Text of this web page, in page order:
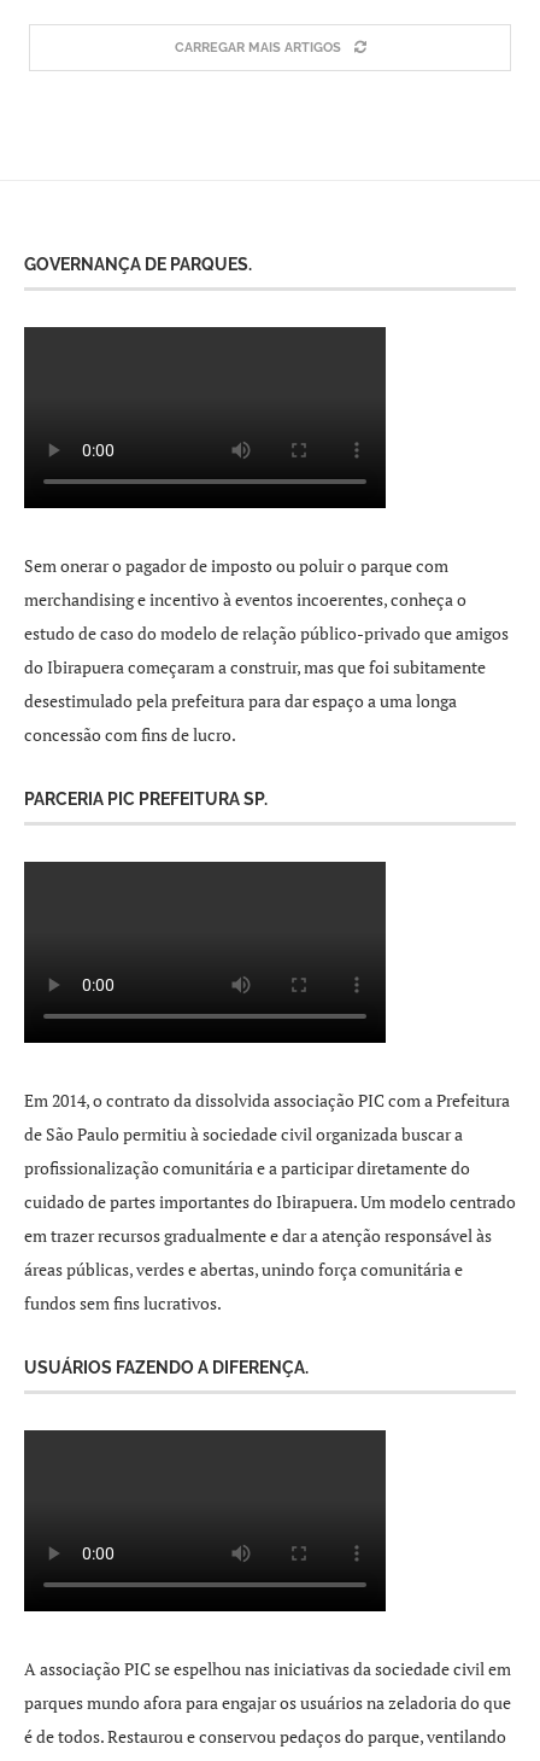
CARREGAR MAIS ARTIGOS
GOVERNANÇA DE PARQUES.
Sem onerar o pagador de imposto ou poluir o parque com
merchandising e incentivo à eventos incoerentes, conheça o
estudo de caso do modelo de relação público-privado que amigos
do Ibirapuera começaram a construir, mas que foi subitamente
desestimulado pela prefeitura para dar espaço a uma longa
concessão com fins de lucro.
PARCERIA PIC PREFEITURA SP.
Em 2014, o contrato da dissolvida associação PIC com a Prefeitura
de São Paulo permitiu à sociedade civil organizada buscar a
profissionalização comunitária e a participar diretamente do
cuidado de partes importantes do Ibirapuera. Um modelo centrado
em trazer recursos gradualmente e dar a atenção responsável às
áreas públicas, verdes e abertas, unindo força comunitária e
fundos sem fins lucrativos.
USUÁRIOS FAZENDO A DIFERENÇA.
A associação PIC se espelhou nas iniciativas da sociedade civil em
parques mundo afora para engajar os usuários na zeladoria do que
é de todos. Restaurou e conservou pedaços do parque, ventilando